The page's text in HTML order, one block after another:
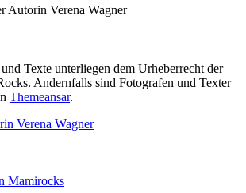
Autorin Verena Wagner
Texte unterliegen dem Urheberrecht der
Andernfalls sind Fotografen und Texter
Themeansar.
Verena Wagner
Mamirocks